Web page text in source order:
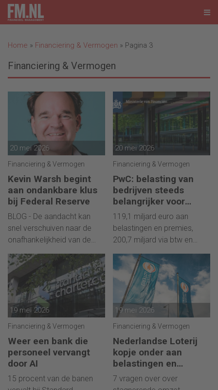
Home » Financiering & Vermogen » Pagina 3
Financiering & Vermogen
20 mei 2026
Financiering & Vermogen
Kevin Warsh begint
aan ondankbare klus
bij Federal Reserve
BLOG - De aandacht kan
snel verschuiven naar de
onafhankelijkheid van de
20 mei 2026
Financiering & Vermogen
PwC: belasting van
bedrijven steeds
belangrijker voor
overheidsfinanciën
119,1 miljard euro aan
belastingen en premies,
200,7 miljard via btw en
19 mei 2026
Financiering & Vermogen
Weer een bank die
personeel vervangt
door AI
15 procent van de banen
19 mei 2026
Financiering & Vermogen
Nederlandse Loterij
kopje onder aan
belastingen en
regelgeving?
7 vragen over over